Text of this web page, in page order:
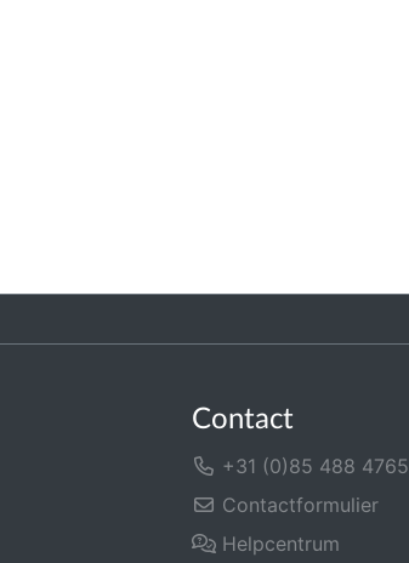
Contact
+31 (0)85 488 4765
Contactformulier
Helpcentrum